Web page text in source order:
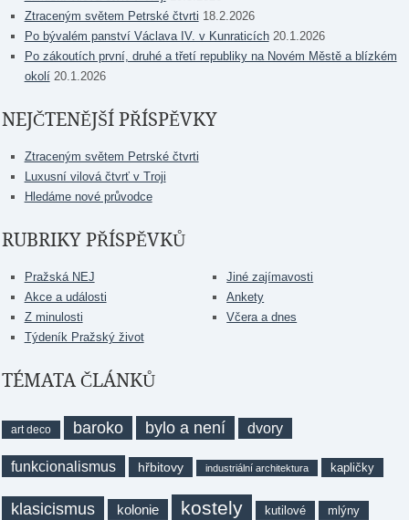
Ztraceným světem Petrské čtvrti 18.2.2026
Po bývalém panství Václava IV. v Kunraticích 20.1.2026
Po zákoutích první, druhé a třetí republiky na Novém Městě a blízkém
okolí 20.1.2026
NEJČTENĚJŠÍ PŘÍSPĚVKY
Ztraceným světem Petrské čtvrti
Luxusní vilová čtvrť v Troji
Hledáme nové průvodce
RUBRIKY PŘÍSPĚVKŮ
Pražská NEJ
Akce a události
Z minulosti
Týdeník Pražský život
Jiné zajímavosti
Ankety
Včera a dnes
TÉMATA ČLÁNKŮ
art deco baroko bylo a není dvory
funkcionalismus hřbitovy industriální architektura kapličky
klasicismus kolonie kostely kutilové mlýny